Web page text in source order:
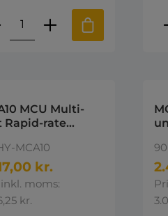
den ønskede
MCU Multi-
Rapid-rate
Z1P Hytera
MCA10
kr.
moms:
kr.